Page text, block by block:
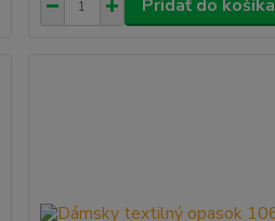
Pridať do košíka